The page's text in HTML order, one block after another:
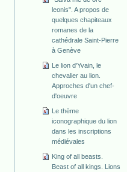
leonis". A propos de
quelques chapiteaux
romanes de la
cathédrale Saint-Pierre
à Genève
Le lion d'Yvain, le
chevalier au lion.
Approches d'un chef-
d'oeuvre
Le thème
iconographique du lion
dans les inscriptions
médiévales
King of all beasts.
Beast of all kings. Lions